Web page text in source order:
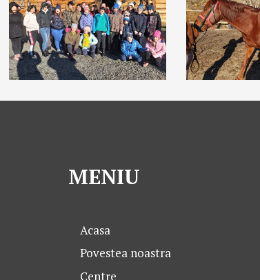
MENIU
Acasa
Povestea noastra
Centre